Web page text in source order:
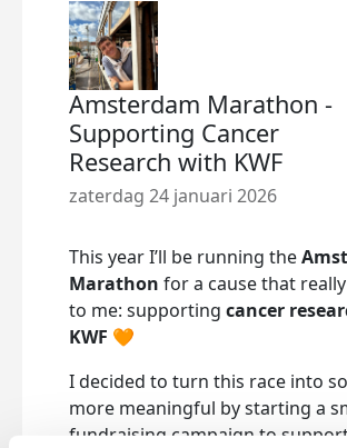
Amsterdam Marathon -
Supporting Cancer
Research with KWF
zaterdag 24 januari 2026
This year I’ll be running the
Marathon for a cause that
to me: supporting cancer
KWF 🧡
I decided to turn this race into
more meaningful by starting a
fundraising campaign to